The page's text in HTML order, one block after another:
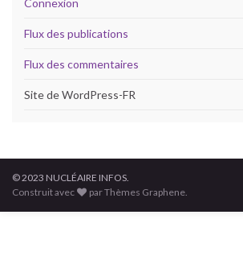
Connexion
Flux des publications
Flux des commentaires
Site de WordPress-FR
© 2023 NUCLÉAIRE INFOS.
Construit avec
par Thèmes Graphene.